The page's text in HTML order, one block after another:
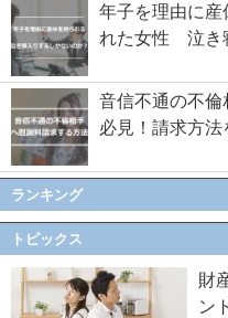
年子を理由に産
れた女性 泣き
音信不通の不倫
必見！請求方法
ランキング
トピックス
財
ン